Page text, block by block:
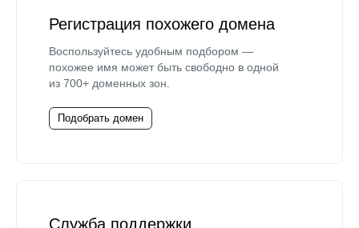
Регистрация похожего домена
Воспользуйтесь удобным подбором —
похожее имя может быть свободно в одной
из 700+ доменных зон.
Подобрать домен
Служба поддержки